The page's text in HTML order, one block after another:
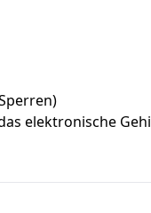
elektronische